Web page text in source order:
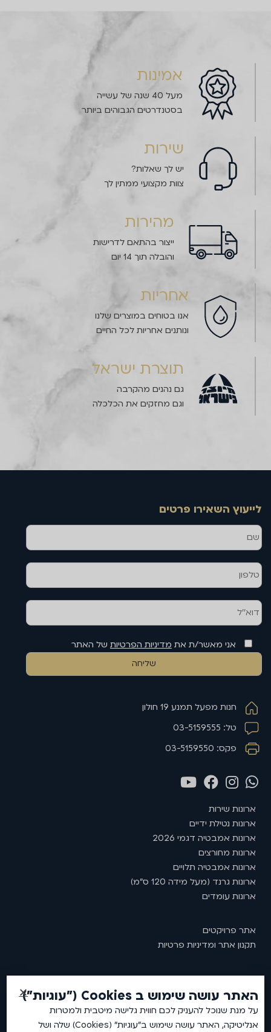
אמינות
מעל 40 שנה של עשייה
בסטנדרטים הגבוהים ביותר
שירות
יש לך שאלות?
צוות מקצועי ממתין לך
מהירות
ייצור בהתאם לדרישות
והובלה תוך 14 יום
אחריות
אנו בטוחים במוצרים שלנו
ונותנים אחריות לכל החיים
תוצרת ישראל
גם נהנים מהקרבה
וגם מחזקים את הכלכלה
ארונות שירות
ארונות נטילת ידיים
ארונות אמבטיה דגמי 2026
ארונות מחורצים
ארונות אמבטיה תלויים
ארונות גרנד (מעל מידה 120 ס"מ)
ארונות עומדים
אתר פרויקטים
תקנון אתר ומדיניות פרטיות
לייעוץ השאירו פרטים
שם
טלפון
דוא''ל
אני מאשר/ת את מדיניות הפרטיות של האתר
חנות מפעל תמנע 19 חולון
טל: 03-5159555
פקס: 03-5159550
2026 © כל זכויות שמורות לאמבין ארונות אמבטיה.
האתר עושה שימוש ב Cookies ("עוגיות")
על מנת שנוכל להעניק לכם חווית גלישה מיטבית ולמטרות
אנליטיקה, האתר עושה שימוש ב"עוגיות" (Cookies) שלה ושל